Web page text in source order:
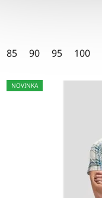
85 90 95 100
NOVINKA